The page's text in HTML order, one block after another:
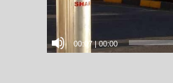
00:00
|
00:07